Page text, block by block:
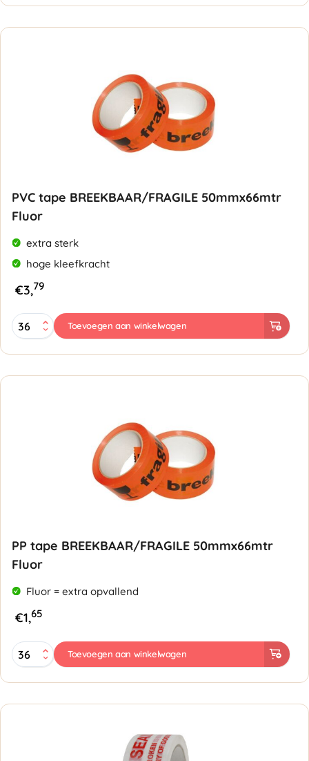
50mmx50mtr
-
PVC tape BREEKBAAR/FRAGILE 50mmx66mtr
Fluor
extra sterk
hoge kleefkracht
€3,79
PVC
tape
Fluor
Toevoegen aan winkelwagen
PP tape BREEKBAAR/FRAGILE 50mmx66mtr
Fluor
Fluor = extra opvallend
€1,65
PP
tape
50mmx66mtr
Fluor
Toevoegen aan winkelwagen